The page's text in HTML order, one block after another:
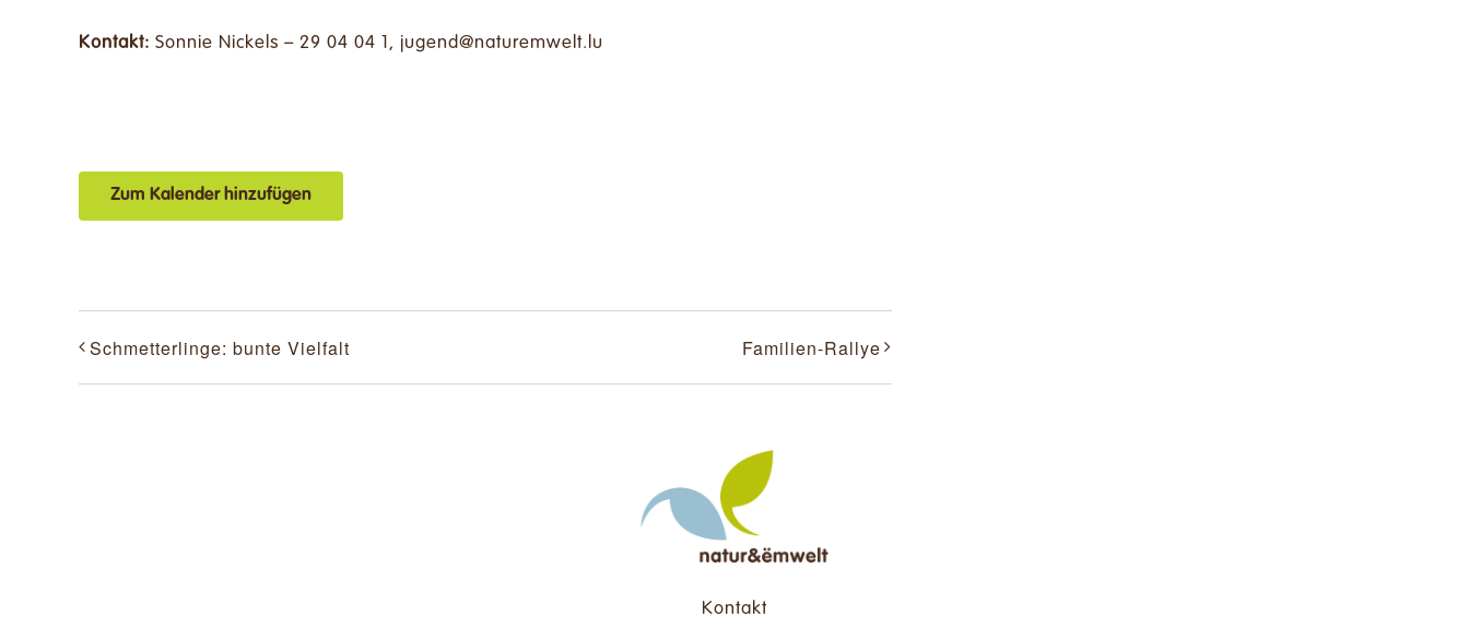
Kontakt: Sonnie Nickels – 29 04 04 1, ul.tlewmerutan@dneguj
Zum Kalender hinzufügen
Schmetterlinge: bunte Vielfalt Familien-Rallye
Kontakt